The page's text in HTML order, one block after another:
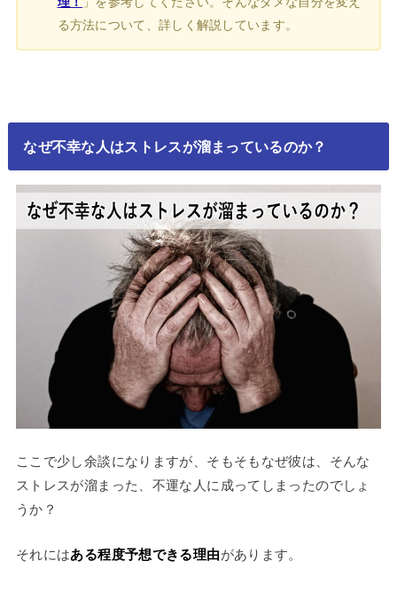
る方法について、詳しく解説しています。
なぜ不幸な人はストレスが溜まっているのか？
ここで少し余談になりますが、そもそもなぜ彼は、そんな
ストレスが溜まった、不運な人に成ってしまったのでしょ
うか？
それにはある程度予想できる理由があります。